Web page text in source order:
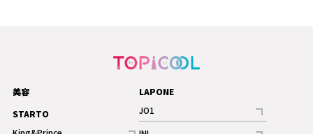
美容
STARTO
LAPONE
JO1
記事